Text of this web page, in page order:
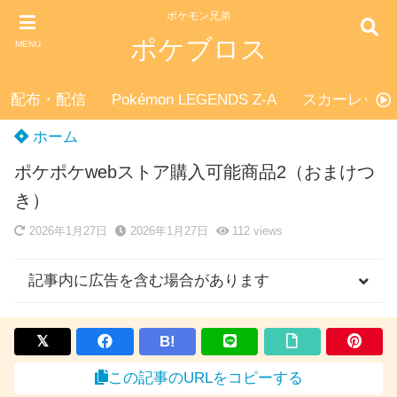
MENU
ポケモン兄弟
ポケブロス
配布・配信 Pokémon LEGENDS Z-A スカーレッ
ホーム
ポケポケwebストア購入可能商品2（おまけつ
き）
2026年1月27日 2026年1月27日 112views
記事内に広告を含む場合があります
B!
この記事のURLをコピーする